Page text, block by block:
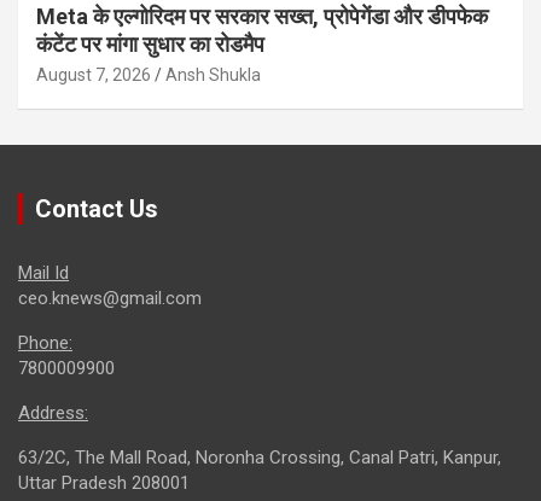
Meta के एल्गोरिदम पर सरकार सख्त, प्रोपेगेंडा और डीपफेक
कंटेंट पर मांगा सुधार का रोडमैप
August 7, 2026 Ansh Shukla
Contact Us
Mail Id
ceo.knews@gmail.com
Phone:
7800009900
Address:
63/2C, The Mall Road, Noronha Crossing, Canal Patri, Kanpur,
Uttar Pradesh 208001